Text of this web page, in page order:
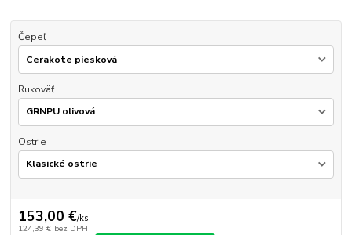
Čepeľ
Rukoväť
Ostrie
153,00 €/ks
124,39 € bez DPH